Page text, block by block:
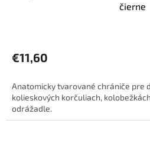
čierne
€11,60
Anatomicky tvarované chrániče pre
kolieskových korčuliach,
odrážadle.